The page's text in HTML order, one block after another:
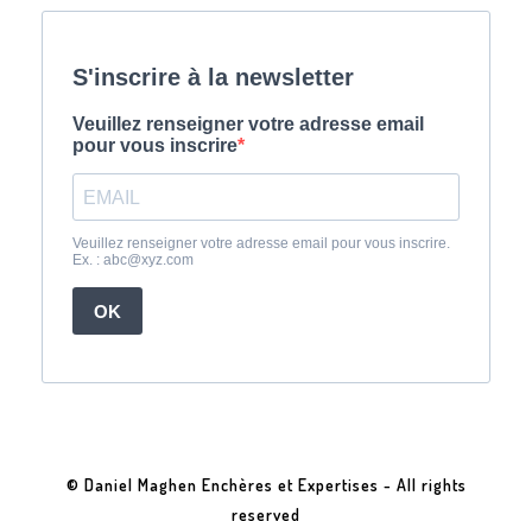
© Daniel Maghen Enchères et Expertises - All rights
reserved